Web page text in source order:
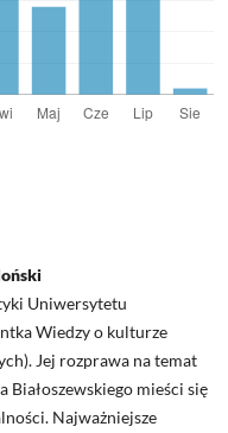
Uniwersytetu
Wiedzy o kulturze
Jej rozprawa na temat
mieści się
Najważniejsze